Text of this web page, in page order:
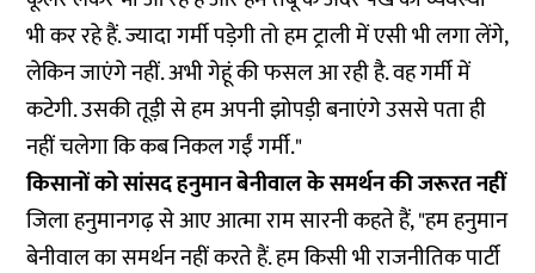
भी कर रहे हैं. ज्यादा गर्मी पड़ेगी तो हम ट्राली में एसी भी लगा लेंगे,
लेकिन जाएंगे नहीं. अभी गेहूं की फसल आ रही है. वह गर्मी में
कटेगी. उसकी तूड़ी से हम अपनी झोपड़ी बनाएंगे उससे पता ही
नहीं चलेगा कि कब निकल गईं गर्मी."
किसानों को सांसद हनुमान बेनीवाल के समर्थन की जरूरत नहीं
जिला हनुमानगढ़ से आए आत्मा राम सारनी कहते हैं, "हम हनुमान
बेनीवाल का समर्थन नहीं करते हैं. हम किसी भी राजनीतिक पार्टी